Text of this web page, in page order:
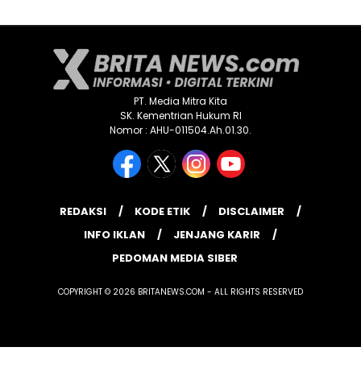
PT. Media Mitra Kita
SK. Kementrian Hukum RI
Nomor : AHU-011504.Ah.01.30.
REDAKSI KODE ETIK
DISCLAIMER
INFO IKLAN
JENJANG KARIR
PEDOMAN MEDIA SIBER
COPYRIGHT © 2026 BRITANEWS.COM - ALL RIGHTS RESERVED